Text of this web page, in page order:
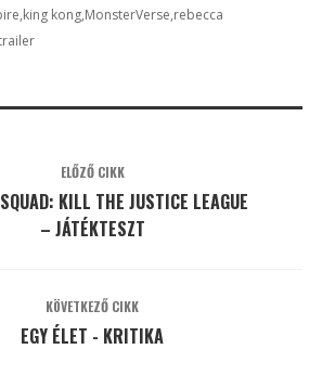
king kong MonsterVerse rebecca
ELŐZŐ CIKK
KILL THE JUSTICE LEAGUE
– JÁTÉKTESZT
KÖVETKEZŐ CIKK
EGY ÉLET - KRITIKA